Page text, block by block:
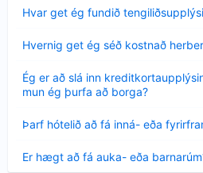
Hvar get ég fundið
sýnt
Hvernig get ég séð kostnað
sýnt
Ég er að slá inn
mun ég þurfa að borga?
Minna
sýnt
Þarf hótelið að fá inná- eða
sýnt
Er hægt að fá auka- eða
sýnt